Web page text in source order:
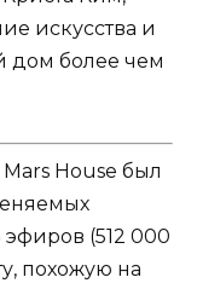
искусства и
дом более чем
House был
эфиров (512 000
похожую на